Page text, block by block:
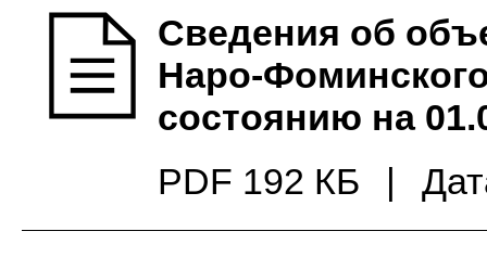
Сведения об
Наро-
состоянию на
PDF 192 КБ
|